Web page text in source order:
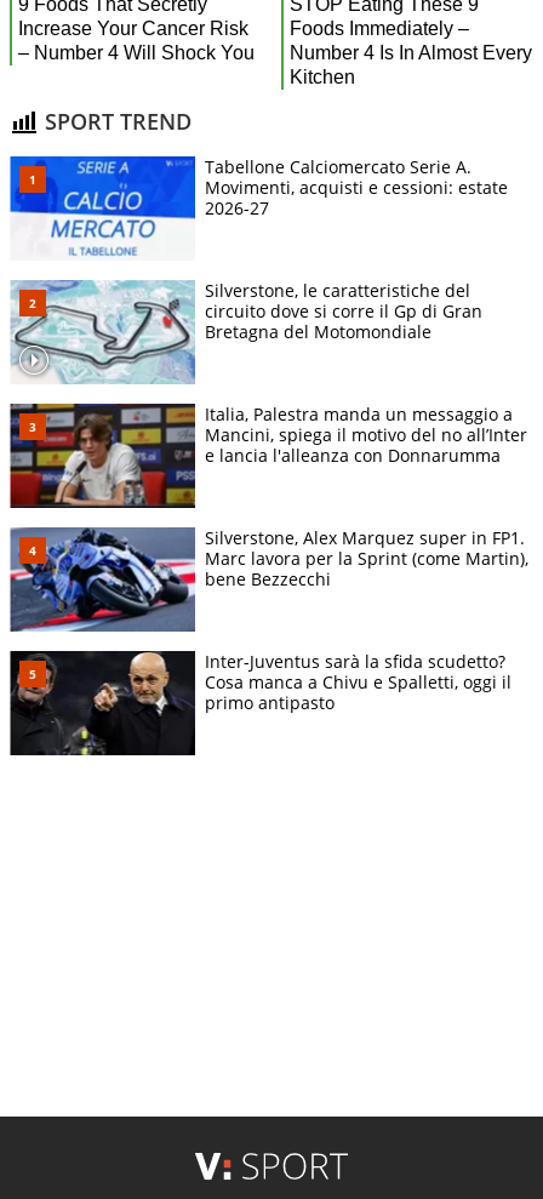
SPORT TREND
Tabellone Calciomercato Serie A.
Movimenti, acquisti e cessioni: estate
2026-27
Silverstone, le caratteristiche del
circuito dove si corre il Gp di Gran
Bretagna del Motomondiale
Italia, Palestra manda un messaggio a
Mancini, spiega il motivo del no all’Inter
e lancia l'alleanza con Donnarumma
Silverstone, Alex Marquez super in FP1.
Marc lavora per la Sprint (come Martin),
bene Bezzecchi
Inter-Juventus sarà la sfida scudetto?
Cosa manca a Chivu e Spalletti, oggi il
primo antipasto